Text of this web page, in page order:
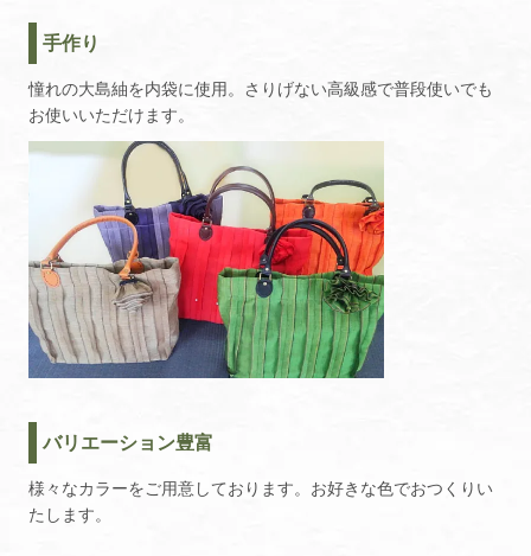
手作り
憧れの大島紬を内袋に使用。さりげない高級感で普段使いでも
お使いいただけます。
バリエーション豊富
様々なカラーをご用意しております。お好きな色でおつくりい
たします。